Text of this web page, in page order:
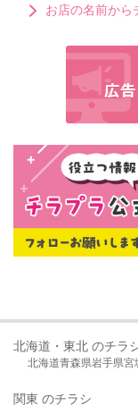
お店の名前から
北海道・東北 のチラ
北海道青森県岩手県宮
関東 のチラシ